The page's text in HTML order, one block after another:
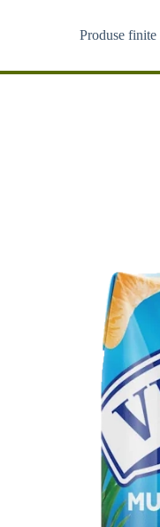
Produse finite